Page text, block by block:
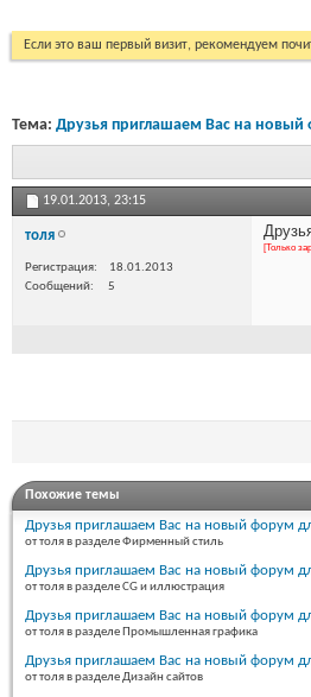
Если это ваш первый визит, рекомендуем
Тема: Друзья приглашаем Вас на
19.01.2013, 23:15
толя
Регистрация
18.01.2013
Сообщений
5
[Только
Похожие темы
Друзья приглашаем Вас на новый форум
от толя в разделе Фирменный стиль
Друзья приглашаем Вас на новый форум
от толя в разделе CG и иллюстрация
Друзья приглашаем Вас на новый форум
от толя в разделе Промышленная графика
Друзья приглашаем Вас на новый форум
от толя в разделе Дизайн сайтов